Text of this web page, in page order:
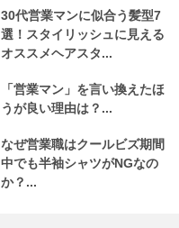
30代営業マンに似合う髪型7
選！スタイリッシュに見える
オススメヘアスタ...
「営業マン」を言い換えたほ
うが良い理由は？...
なぜ営業職はクールビズ期間
中でも半袖シャツがNGなの
か？...